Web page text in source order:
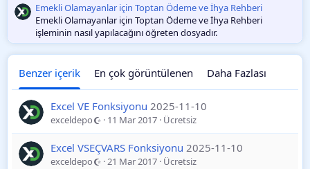
Emekli Olamayanlar için Toptan Ödeme ve İhya Rehberi
Emekli Olamayanlar için Toptan Ödeme ve İhya Rehberi
işleminin nasıl yapılacağını öğreten dosyadır.
Benzer içerik En çok görüntülenen Daha Fazlası
Excel VE Fonksiyonu 2025-11-10
exceldepo 11 Mar 2017 Ücretsiz
Excel VSEÇVARS Fonksiyonu 2025-11-10
exceldepo 21 Mar 2017 Ücretsiz